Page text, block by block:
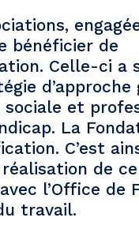
bénéficier de
Celle-ci a
d’approche
et
La
C’est
de
l’Office de
travail.